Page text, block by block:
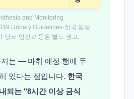
and Monitoring
Urinary Guidelines·한국 임상
당뇨·임신묘 등은 별도 권고.
지는 — 마취 예정 행에 두
있다는 점입니다. 한국
되는 "8시간 이상 금식